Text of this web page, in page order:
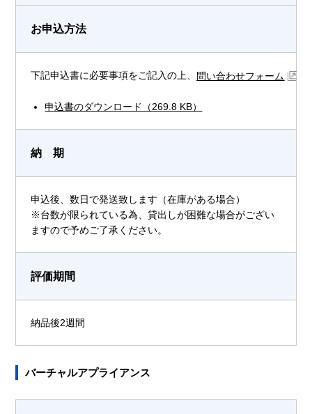
お申込方法
下記申込書に必要事項をご記入の上、 問い合わせフォーム
申込書のダウンロード（269.8 KB）
納 期
申込後、数日で発送致します（在庫がある場合）
※台数が限られている為、貸出しが困難な場合がござい
ますので予めご了承ください。
評価期間
納品後2週間
バーチャルアプライアンス